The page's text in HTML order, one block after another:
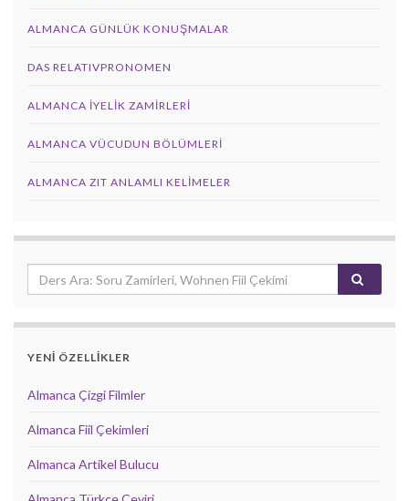
ALMANCA GÜNLÜK KONUŞMALAR
DAS RELATIVPRONOMEN
ALMANCA İYELIK ZAMIRLERI
ALMANCA VÜCUDUN BÖLÜMLERI
ALMANCA ZIT ANLAMLI KELIMELER
YENİ ÖZELLİKLER
Almanca Çizgi Filmler
Almanca Fiil Çekimleri
Almanca Artikel Bulucu